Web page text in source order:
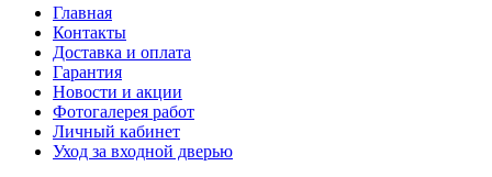
Главная
Контакты
Доставка и оплата
Гарантия
Новости и акции
Фотогалерея работ
Личный кабинет
Уход за входной дверью